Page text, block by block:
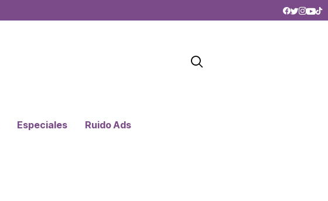
Especiales Ruido Ads